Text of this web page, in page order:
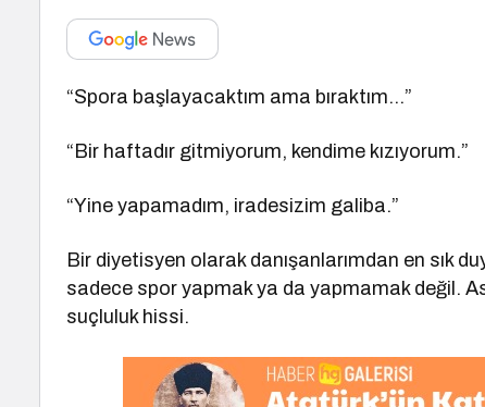
“Spora başlayacaktım ama bıraktım…”
“Bir haftadır gitmiyorum, kendime kızıyorum.”
“Yine yapamadım, iradesizim galiba.”
Bir diyetisyen olarak danışanlarımdan en sık
sadece spor yapmak ya da yapmamak değil.
suçluluk hissi.